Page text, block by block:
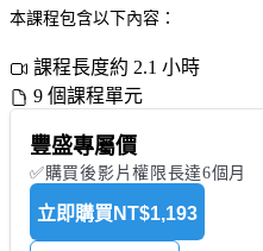
本課程包含以下內容：
課程長度約 2.1 小時
9 個課程單元
豐盛專屬價
✅購買後影片權限長達6個月
立即購買 NT$1,193